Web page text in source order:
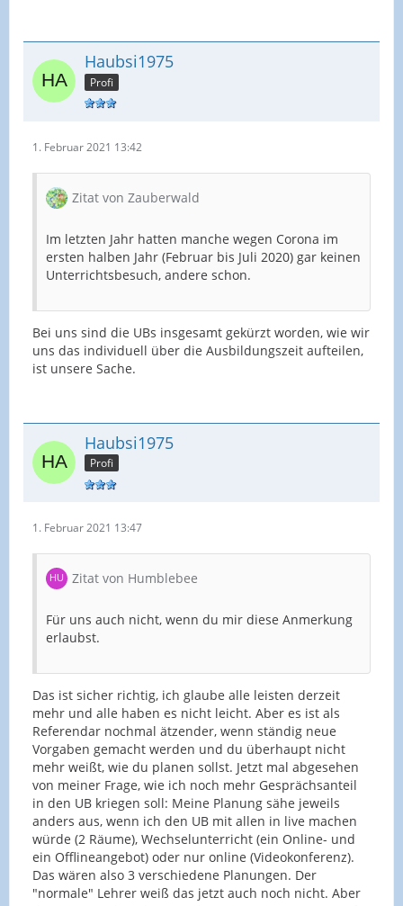
Haubsi1975
Profi
1. Februar 2021 13:42
Zitat von Zauberwald
Im letzten Jahr hatten manche wegen Corona im
ersten halben Jahr (Februar bis Juli 2020) gar keinen
Unterrichtsbesuch, andere schon.
Bei uns sind die UBs insgesamt gekürzt worden, wie wir
uns das individuell über die Ausbildungszeit aufteilen,
ist unsere Sache.
Haubsi1975
Profi
1. Februar 2021 13:47
Zitat von Humblebee
Für uns auch nicht, wenn du mir diese Anmerkung
erlaubst.
Das ist sicher richtig, ich glaube alle leisten derzeit
mehr und alle haben es nicht leicht. Aber es ist als
Referendar nochmal ätzender, wenn ständig neue
Vorgaben gemacht werden und du überhaupt nicht
mehr weißt, wie du planen sollst. Jetzt mal abgesehen
von meiner Frage, wie ich noch mehr Gesprächsanteil
in den UB kriegen soll: Meine Planung sähe jeweils
anders aus, wenn ich den UB mit allen in live machen
würde (2 Räume), Wechselunterricht (ein Online- und
ein Offlineangebot) oder nur online (Videokonferenz).
Das wären also 3 verschiedene Planungen. Der
"normale" Lehrer weiß das jetzt auch noch nicht. Aber